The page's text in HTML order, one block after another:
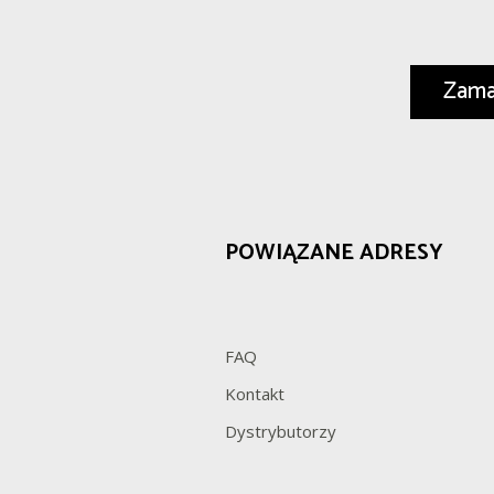
POWIĄZANE ADRESY
FAQ
Kontakt
Dystrybutorzy